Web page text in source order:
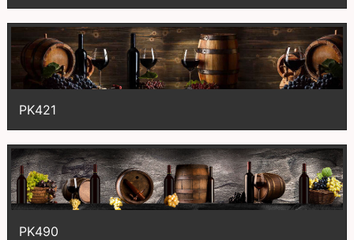
PK421
PK490